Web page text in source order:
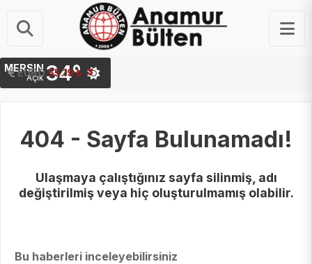
STERLIN 64.45 ₺
MERSIN
Açık 34°
404 - Sayfa Bulunamadı!
Ulaşmaya çalıştığınız sayfa silinmiş, adı
değiştirilmiş veya hiç oluşturulmamış olabilir.
Bu haberleri inceleyebilirsiniz